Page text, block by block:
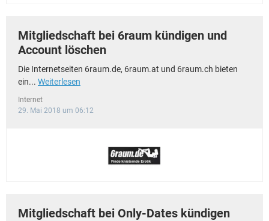
Mitgliedschaft bei 6raum kündigen und
Account löschen
Die Internetseiten 6raum.de, 6raum.at und 6raum.ch bieten
ein... Weiterlesen
Internet
29. Mai 2018 um 06:12
Mitgliedschaft bei Only-Dates kündigen